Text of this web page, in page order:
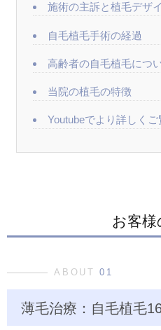
施術の主訴と植毛デザ
自毛植毛手術の経過
高齢者の自毛植毛につ
当院の植毛の特徴
Youtubeでより詳しく
お客
ABOUT01
薄毛治療：自毛植毛